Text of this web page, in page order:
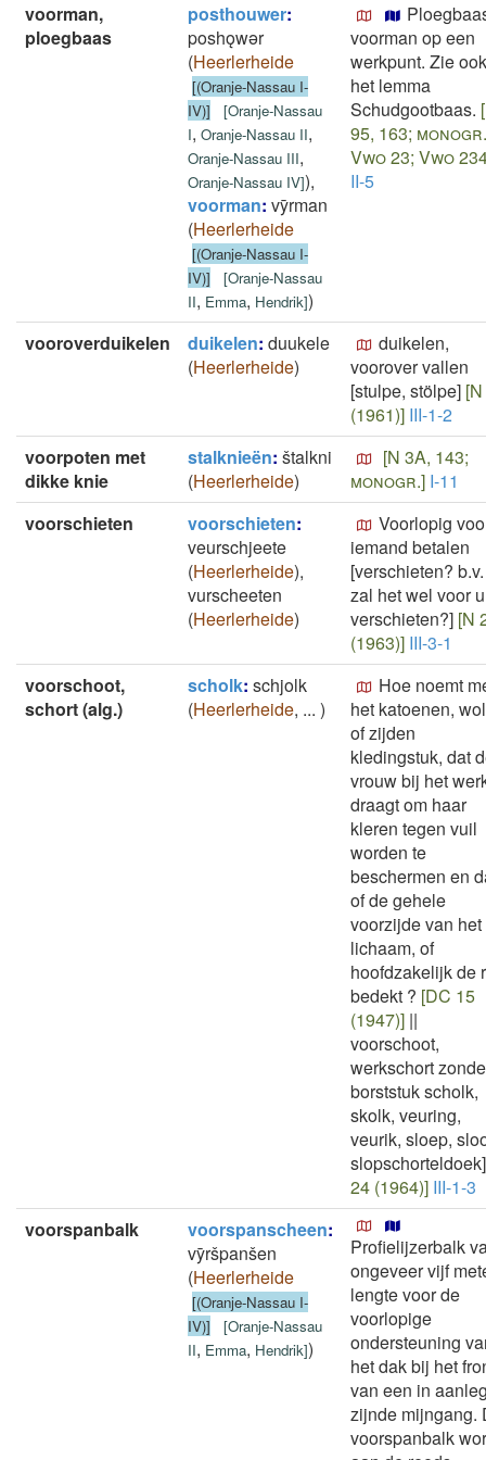
voorman,
ploegbaas
posthouwer:
poshǫwǝr
(Heerlerheide
[(Oranje-Nassau I-
IV)]
[Oranje-Nassau
I, Oranje-Nassau II,
Oranje-Nassau III,
Oranje-Nassau IV]),
voorman: vȳrman
(Heerlerheide
[(Oranje-Nassau I-
IV)]
[Oranje-Nassau
II, Emma, Hendrik])
voorman op een
werkpunt. Zie ook
het lemma
Schudgootbaas.
95, 163;
Vwo 23; Vwo
II-5
vooroverduikelen duikelen: duukele
(Heerlerheide)
duikelen,
voorover vallen
[stulpe, stölpe]
(1961)] III-1-2
voorpoten met
dikke knie
stalknieën: štalkni
(Heerlerheide)
[N 3A, 143;
monogr.] I-11
voorschieten
voorschieten:
veurschjeete
(Heerlerheide),
vurscheeten
(Heerlerheide)
Voorlopig
iemand betalen
[verschieten?
zal het wel voor u
verschieten?] [N
(1963)] III-3-1
voorschoot,
schort (alg.)
scholk: schjolk
(Heerlerheide, ... )
Hoe noemt
het katoenen,
of zijden
kledingstuk, dat
vrouw bij het
draagt om haar
kleren tegen vuil
worden te
beschermen en
of de gehele
voorzijde van het
lichaam, of
hoofdzakelijk de
bedekt ? [DC 15
(1947)] ||
voorschoot,
werkschort
borststuk scholk,
skolk, veuring,
veurik, sloep,
slopschorteldoek]
24 (1964)] III-1-3
voorspanbalk
voorspanscheen:
vȳršpanšen
(Heerlerheide
[(Oranje-Nassau I-
IV)]
[Oranje-Nassau
II, Emma, Hendrik])
Profielijzerbalk
ongeveer vijf
lengte voor de
voorlopige
ondersteuning
het dak bij het
van een in
zijnde mijngang.
voorspanbalk